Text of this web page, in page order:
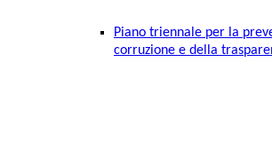
Piano triennale per la
corruzione e della